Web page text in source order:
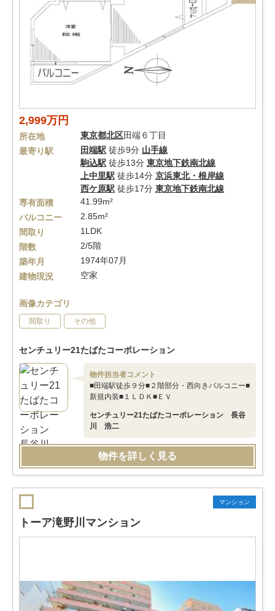
2,999万円
所在地 東京都北区田端６丁目
最寄り駅
田端駅 徒歩9分 山手線
駒込駅 徒歩13分 東京地下鉄南北線
上中里駅 徒歩14分 京浜東北・根岸線
西ケ原駅 徒歩17分 東京地下鉄南北線
専有面積
41.99m²
バルコニー
2.85m²
間取り
1LDK
階数
2/5階
築年月
1974年07月
建物現況
空家
画像カテゴリ
間取り その他
センチュリー21たばたコーポレーション
物件担当者コメント
■田端駅徒歩９分■２階部分・西向きバルコニー■
新規内装■１ＬＤＫ■ＥＶ
センチュリー21たばたコーポレーション 長谷
川 浩二
物件を詳しく見る
マンション
トーア滝野川マンション